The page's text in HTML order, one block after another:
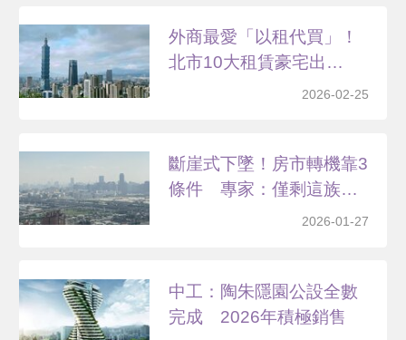
外商最愛「以租代買」！
北市10大租賃豪宅出
2026-02-25
斷崖式下墜！房市轉機靠3
條件 專家：僅剩這族
2026-01-27
中工：陶朱隱園公設全數
完成 2026年積極銷售